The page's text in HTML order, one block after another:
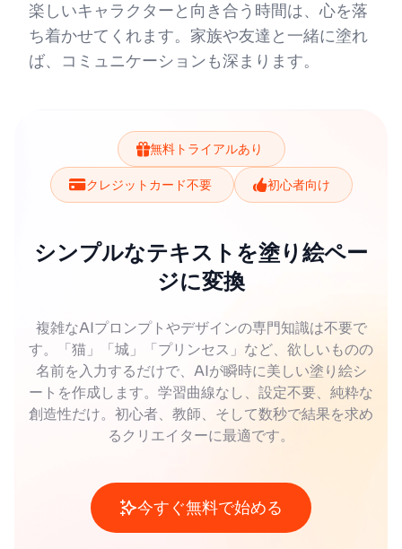
楽しいキャラクターと向き合う時間は、心を落
ち着かせてくれます。家族や友達と一緒に塗れ
ば、コミュニケーションも深まります。
無料トライアルあり
クレジットカード不要 初心者向け
シンプルなテキストを塗り絵ペー
ジに変換
複雑なAIプロンプトやデザインの専門知識は不要で
す。「猫」「城」「プリンセス」など、欲しいものの
名前を入力するだけで、AIが瞬時に美しい塗り絵シ
ートを作成します。学習曲線なし、設定不要、純粋な
創造性だけ。初心者、教師、そして数秒で結果を求め
るクリエイターに最適です。
今すぐ無料で始める